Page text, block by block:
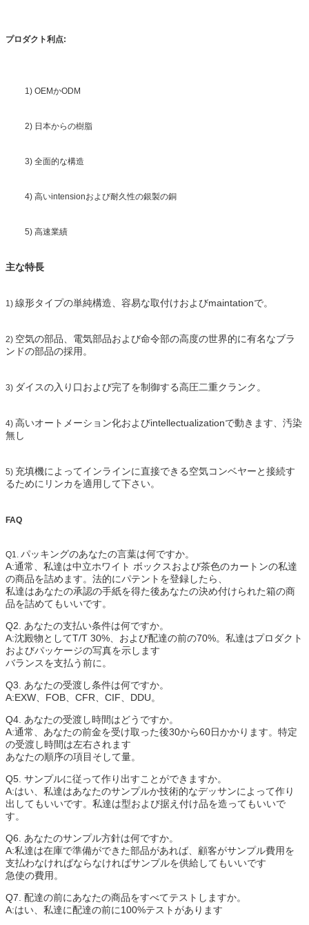
プロダクト利点:
1) OEMかODM
2) 日本からの樹脂
3) 全面的な構造
4) 高いintensionおよび耐久性の銀製の銅
5) 高速業績
主な特長
1) 線形タイプの単純構造、容易な取付けおよびmaintationで。
2) 空気の部品、電気部品および命令部の高度の世界的に有名なブラ
ンドの部品の採用。
3) ダイスの入り口および完了を制御する高圧二重クランク。
4) 高いオートメーション化およびintellectualizationで動きます、汚染
無し
5) 充填機によってインラインに直接できる空気コンベヤーと接続す
るためにリンカを適用して下さい。
FAQ
Q1. パッキングのあなたの言葉は何ですか。
A:通常、私達は中立ホワイト ボックスおよび茶色のカートンの私達
の商品を詰めます。法的にパテントを登録したら、
私達はあなたの承認の手紙を得た後あなたの決め付けられた箱の商
品を詰めてもいいです。
Q2. あなたの支払い条件は何ですか。
A:沈殿物としてT/T 30%、および配達の前の70%。私達はプロダクト
およびパッケージの写真を示します
バランスを支払う前に。
Q3. あなたの受渡し条件は何ですか。
A:EXW、FOB、CFR、CIF、DDU。
Q4. あなたの受渡し時間はどうですか。
A:通常、あなたの前金を受け取った後30から60日かかります。特定
の受渡し時間は左右されます
あなたの順序の項目そして量。
Q5. サンプルに従って作り出すことができますか。
A:はい、私達はあなたのサンプルか技術的なデッサンによって作り
出してもいいです。私達は型および据え付け品を造ってもいいで
す。
Q6. あなたのサンプル方針は何ですか。
A:私達は在庫で準備ができた部品があれば、顧客がサンプル費用を
支払わなければならなければサンプルを供給してもいいです
急使の費用。
Q7. 配達の前にあなたの商品をすべてテストしますか。
A:はい、私達に配達の前に100%テストがあります